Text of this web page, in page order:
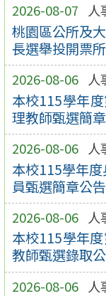
2026-08-07 人
桃園區公所及
長選舉投開票
2026-08-06 人
本校115學年
理教師甄選簡
2026-08-06 人
本校115學年
員甄選簡章公告
2026-08-06 人
本校115學年
教師甄選錄取
2026-08-06 人